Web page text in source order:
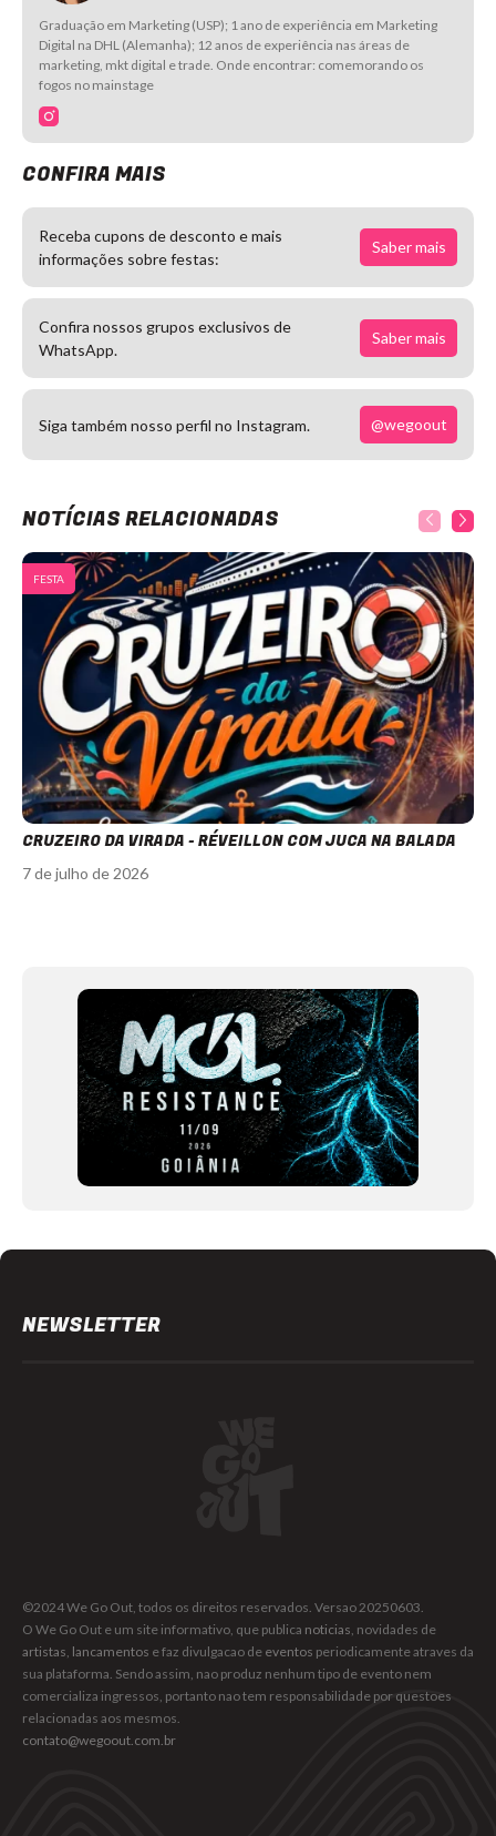
Graduação em Marketing (USP); 1 ano de experiência em Marketing
Digital na DHL (Alemanha); 12 anos de experiência nas áreas de
marketing, mkt digital e trade. Onde encontrar: comemorando os
fogos no mainstage
CONFIRA MAIS
Receba cupons de desconto e mais
informações sobre festas:
Saber mais
Confira nossos grupos exclusivos de
WhatsApp.
Saber mais
Siga também nosso perfil no Instagram. @wegoout
NOTÍCIAS RELACIONADAS
FESTA
CRUZEIRO DA VIRADA - RÉVEILLON COM JUCA NA BALADA
7 de julho de 2026
NEWSLETTER
©2024 We Go Out, todos os direitos reservados. Versao 20250603.
O We Go Out e um site informativo, que publica noticias, novidades de
artistas, lancamentos e faz divulgacao de eventos periodicamente atraves da
sua plataforma. Sendo assim, nao produz nenhum tipo de evento nem
comercializa ingressos, portanto nao tem responsabilidade por questoes
relacionadas aos mesmos.
contato@wegoout.com.br